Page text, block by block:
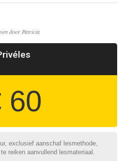
door Patricia
60
exclusief aanschaf lesmethode,
reiken aanvullend lesmateriaal.